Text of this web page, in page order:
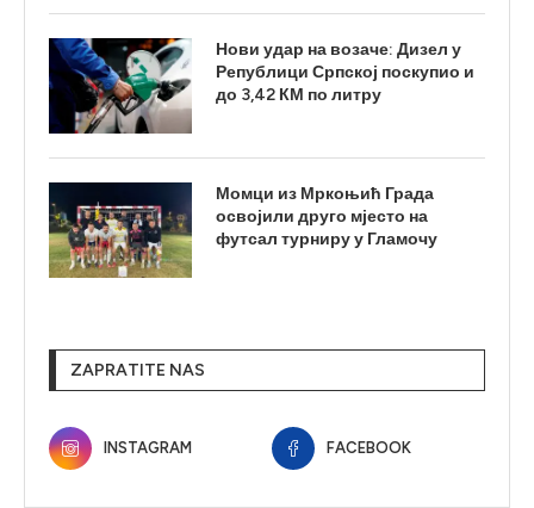
Нови удар на возаче: Дизел у
Републици Српској поскупио и
до 3,42 КМ по литру
Момци из Мркоњић Града
освојили друго мјесто на
футсал турниру у Гламочу
ZAPRATITE NAS
INSTAGRAM FACEBOOK